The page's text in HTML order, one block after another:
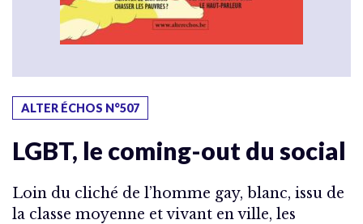
ALTER ÉCHOS N°507
LGBT, le coming-out du social
Loin du cliché de l’homme gay, blanc, issu de
la classe moyenne et vivant en ville, les